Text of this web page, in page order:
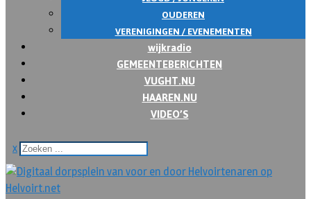
OUDEREN
VERENIGINGEN / EVENEMENTEN
wijkradio
GEMEENTEBERICHTEN
VUGHT.NU
HAAREN.NU
VIDEO’S
x